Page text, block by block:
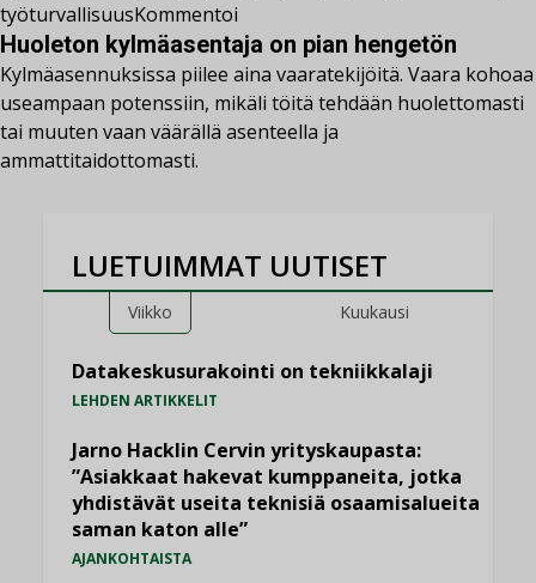
työturvallisuusKommentoi
Huoleton kylmäasentaja on pian hengetön
Kylmäasennuksissa piilee aina vaaratekijöitä. Vaara kohoaa
useampaan potenssiin, mikäli töitä tehdään huolettomasti
tai muuten vaan väärällä asenteella ja
ammattitaidottomasti.
LUETUIMMAT UUTISET
Viikko Kuukausi
Datakeskusurakointi on tekniikkalaji
LEHDEN ARTIKKELIT
Jarno Hacklin Cervin yrityskaupasta:
”Asiakkaat hakevat kumppaneita, jotka
yhdistävät useita teknisiä osaamisalueita
saman katon alle”
AJANKOHTAISTA